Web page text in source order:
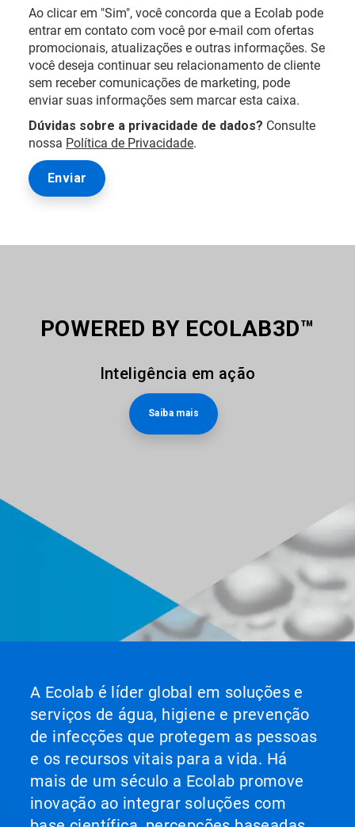
Ao clicar em "Sim", você concorda que a Ecolab pode
entrar em contato com você por e-mail com ofertas
promocionais, atualizações e outras informações. Se
você deseja continuar seu relacionamento de cliente
sem receber comunicações de marketing, pode
enviar suas informações sem marcar esta caixa.
Dúvidas sobre a privacidade de dados? Consulte
nossa Política de Privacidade.
POWERED BY ECOLAB3D™
Inteligência em ação
Saiba mais
A Ecolab é líder global em soluções e
serviços de água, higiene e prevenção
de infecções que protegem as pessoas
e os recursos vitais para a vida. Há
mais de um século a Ecolab promove
inovação ao integrar soluções com